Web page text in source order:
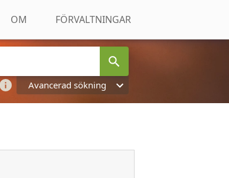
OM FÖRVALTNINGAR
Avancerad sökning